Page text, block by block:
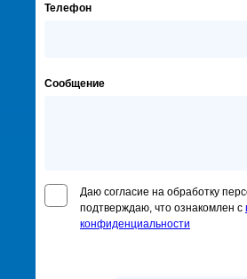
Телефон
Сообщение
Даю согласие на обработку
подтверждаю, что ознакомлен с
конфиденциальности